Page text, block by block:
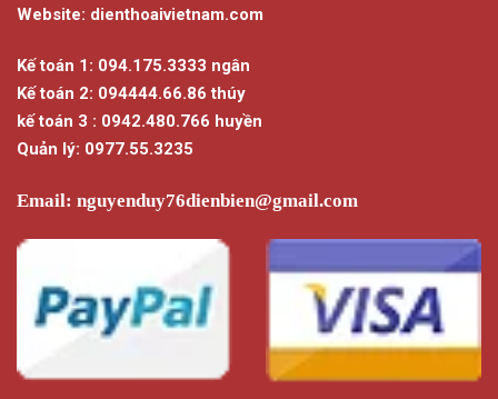
Website: dienthoaivietnam.com
Kế toán 1: 094.175.3333 ngân
Kế toán 2: 094444.66.86 thúy
kế toán 3 : 0942.480.766 huyền
Quản lý: 0977.55.3235
Email: nguyenduy76dienbien@gmail.com